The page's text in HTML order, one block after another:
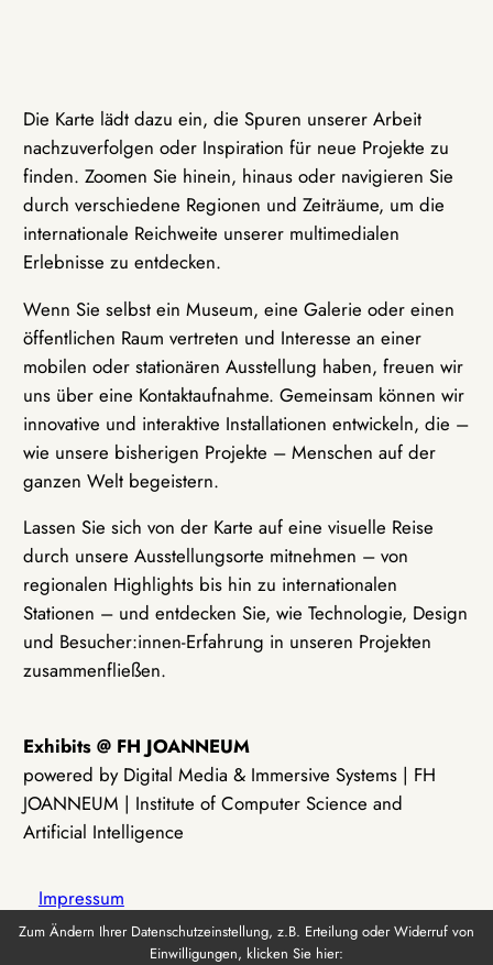
Die Karte lädt dazu ein, die Spuren unserer Arbeit
nachzuverfolgen oder Inspiration für neue Projekte zu
finden. Zoomen Sie hinein, hinaus oder navigieren Sie
durch verschiedene Regionen und Zeiträume, um die
internationale Reichweite unserer multimedialen
Erlebnisse zu entdecken.
Wenn Sie selbst ein Museum, eine Galerie oder einen
öffentlichen Raum vertreten und Interesse an einer
mobilen oder stationären Ausstellung haben, freuen wir
uns über eine Kontaktaufnahme. Gemeinsam können wir
innovative und interaktive Installationen entwickeln, die –
wie unsere bisherigen Projekte – Menschen auf der
ganzen Welt begeistern.
Lassen Sie sich von der Karte auf eine visuelle Reise
durch unsere Ausstellungsorte mitnehmen – von
regionalen Highlights bis hin zu internationalen
Stationen – und entdecken Sie, wie Technologie, Design
und Besucher:innen-Erfahrung in unseren Projekten
zusammenfließen.
Exhibits @ FH JOANNEUM
powered by Digital Media & Immersive Systems | FH
JOANNEUM | Institute of Computer Science and
Artificial Intelligence
Impressum
Zum Ändern Ihrer Datenschutzeinstellung, z.B. Erteilung oder Widerruf von
Einwilligungen, klicken Sie hier: